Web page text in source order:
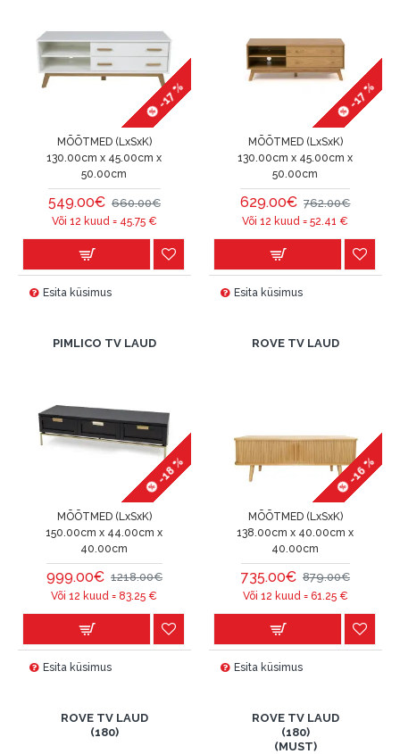
-17 %
MÕÕTMED (LxSxK)
130.00cm x 45.00cm x
50.00cm
549.00€ 660.00€
Või 12 kuud = 45.75€
Esita küsimus
-17 %
MÕÕTMED (LxSxK)
130.00cm x 45.00cm x
50.00cm
629.00€ 762.00€
Või 12 kuud =52.41 €
Esita küsimus
PIMLICO TV LAUD
-18 %
MÕÕTMED (LxSxK)
150.00cm x 44.00cm x
40.00cm
999.00€ 1218.00€
Või 12 kuud = 83.25 €
Esita küsimus
ROVE TV LAUD
-16 %
MÕÕTMED (LxSxK)
138.00cm x 40.00cm x
40.00cm
735.00€ 879.00€
Või 12 kuud = 61.25€
Esita küsimus
ROVE TV LAUD
(180)
ROVE TV LAUD
(180)
(MUST)